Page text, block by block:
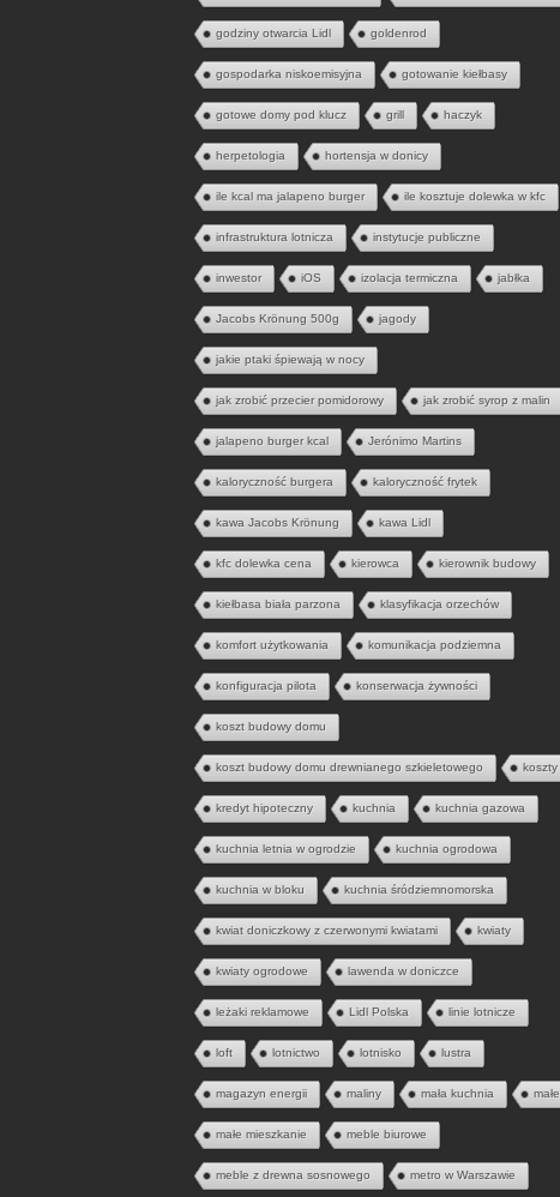
godziny otwarcia Lidl goldenrod
gospodarka niskoemisyjna gotowanie kiełbasy
gotowe domy pod klucz grill haczyk
herpetologia hortensja w donicy
ile kcal ma jalapeno burger ile kosztuje dolewka w kfc
infrastruktura lotnicza instytucje publiczne
inwestor iOS izolacja termiczna jabłka
Jacobs Krönung 500g jagody
jakie ptaki śpiewają w nocy
jak zrobić przecier pomidorowy jak zrobić syrop z malin
jalapeno burger kcal Jerónimo Martins
kaloryczność burgera kaloryczność frytek
kawa Jacobs Krönung kawa Lidl
kfc dolewka cena kierowca kierownik budowy
kiełbasa biała parzona klasyfikacja orzechów
komfort użytkowania komunikacja podziemna
konfiguracja pilota konserwacja żywności
koszt budowy domu
koszt budowy domu drewnianego szkieletowego koszty
kredyt hipoteczny kuchnia kuchnia gazowa
kuchnia letnia w ogrodzie kuchnia ogrodowa
kuchnia w bloku kuchnia śródziemnomorska
kwiat doniczkowy z czerwonymi kwiatami kwiaty
kwiaty ogrodowe lawenda w doniczce
leżaki reklamowe Lidl Polska linie lotnicze
loft lotnictwo lotnisko lustra
magazyn energii maliny mała kuchnia małe
małe mieszkanie meble biurowe
meble z drewna sosnowego metro w Warszawie